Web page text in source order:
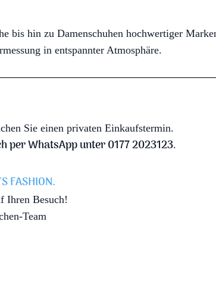
bis hin zu Damenschuhen hochwertiger
in entspannter Atmosphäre.
Sie einen privaten Einkaufstermin.
perWhatsApp unter 0177 2023123.
FASHION.
Ihren Besuch!
Team